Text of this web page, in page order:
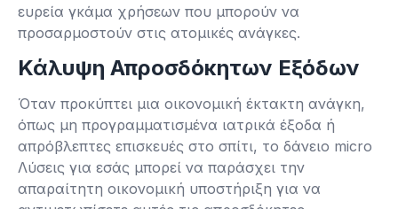
ευρεία γκάμα χρήσεων που μπορούν να
προσαρμοστούν στις ατομικές ανάγκες.
Κάλυψη Απροσδόκητων Εξόδων
Όταν προκύπτει μια οικονομική έκτακτη ανάγκη,
όπως μη προγραμματισμένα ιατρικά έξοδα ή
απρόβλεπτες επισκευές στο σπίτι, το δάνειο micro
Λύσεις για εσάς μπορεί να παράσχει την
απαραίτητη οικονομική υποστήριξη για να